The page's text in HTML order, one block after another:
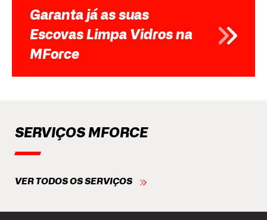
Garanta já as suas
Escovas Limpa Vidros na
MForce
SERVIÇOS MFORCE
VER TODOS OS SERVIÇOS